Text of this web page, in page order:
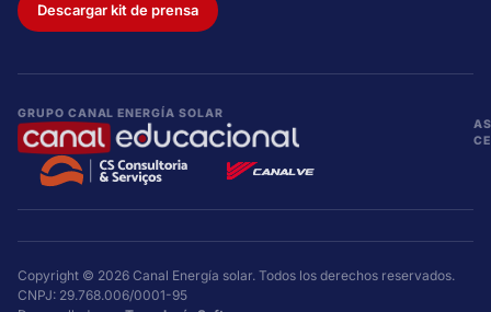
Descargar kit de prensa
GRUPO CANAL ENERGÍA SOLAR
Copyright © 2026 Canal Energía solar. Todos los derechos reservados.
CNPJ: 29.768.006/0001-95